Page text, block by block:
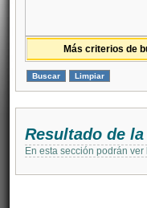
Más criterios de
Resultado de
En esta sección podrán